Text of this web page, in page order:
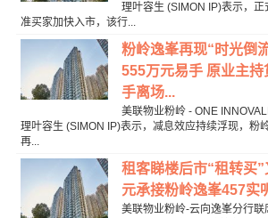
理叶容生 (SIMON IP)表示，
准买家加快入市，该行...
粉岭逸峯再现“时光倒
555万元易手 原业主
手离场...
美联物业粉岭 - ONE
理叶容生 (SIMON IP)表示，减息效应持续浮现，粉
再...
租客睇楼后市“租转买
元承接粉岭逸峯457实
美联物业粉岭-云向逸峯分行联